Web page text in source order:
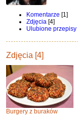
Komentarze [1]
Zdjęcia [4]
Ulubione przepisy
Zdjęcia [4]
Burgery z buraków